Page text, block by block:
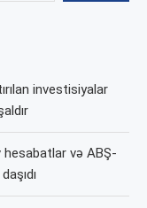
investisiyalar
hesabatlar və ABŞ-